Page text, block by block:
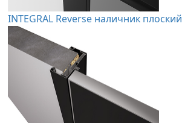
INTEGRAL Reverse наличник плоский